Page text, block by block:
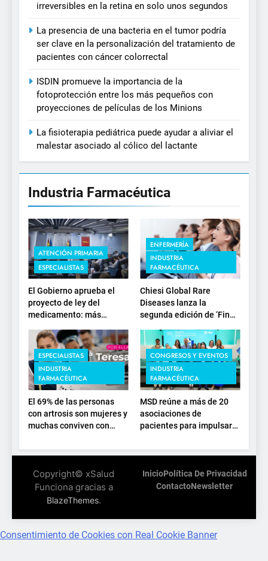
irreversibles en la retina en solo unos segundos
La presencia de una bacteria en el tumor podría
ser clave en la personalización del tratamiento de
pacientes con cáncer colorrectal
ISDIN promueve la importancia de la
fotoprotección entre los más pequeños con
proyecciones de películas de los Minions
La fisioterapia pediátrica puede ayudar a aliviar el
malestar asociado al cólico del lactante
Industria Farmacéutica
ATENCIÓN PRIMARIA
ESPECIALISTAS
El Gobierno aprueba el
proyecto de ley del
medicamento: más
sostenibilidad, autonomía
estratégica y
modernización para el
SNS
ENFERMERÍA
INDUSTRIA
FARMACÉUTICA
Chiesi Global Rare
Diseases lanza la
segunda edición de ‘Find
For Rare’ para impulsar la
investigación en
enfermedades de
depósito lisosomal
ESPECIALISTAS
INDUSTRIA
FARMACÉUTICA
El 69% de las personas
con artrosis son mujeres y
muchas conviven con
los 50, en plena etapa
CONGRESOS Y EVENTOS
INDUSTRIA
FARMACÉUTICA
MSD reúne a más de 20
asociaciones de
pacientes para impulsar
presente y el futuro del
Copyright© xSalud
Funciona gracias a
BlazeThemes.
InicioPolítica De Privacidad
ContactoNewsletter
Consentimiento de Cookies con Real Cookie Banner